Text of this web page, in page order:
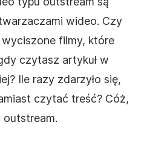
wideo. Czy
filmy, które
czytasz artykuł w
Ile razy zdarzyło się,
czytać treść? Cóż,
outstream.